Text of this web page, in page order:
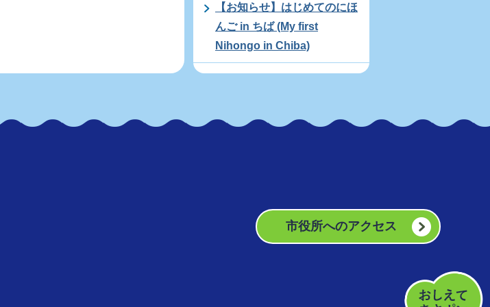
【お知らせ】はじめてのにほ
んご in ちば (My first
Nihongo in Chiba)
市役所へのアクセス